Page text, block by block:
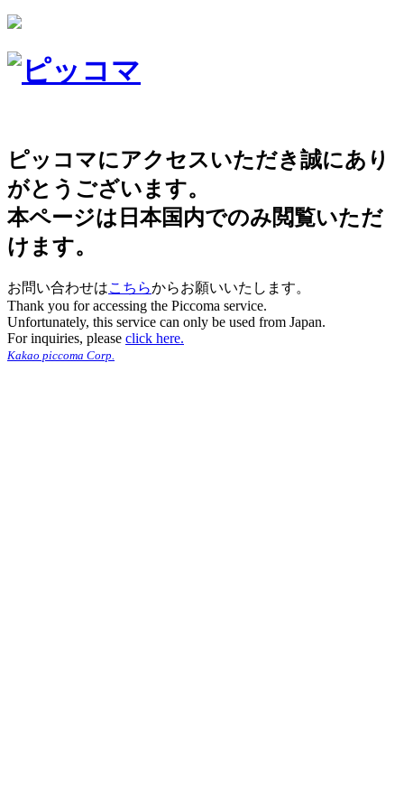
ピッコマにアクセスいただき誠にあり
がとうございます。
本ページは日本国内でのみ閲覧いただ
けます。
お問い合わせはこちらからお願いいたします。
Thank you for accessing the Piccoma service.
Unfortunately, this service can only be used from Japan.
For inquiries, please click here.
Kakao piccoma Corp.